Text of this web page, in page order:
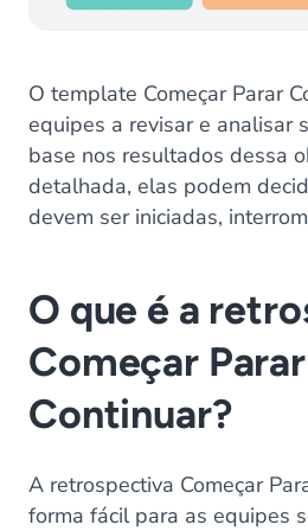
O template Começar Parar
equipes a revisar e analisar
base nos resultados dessa
detalhada, elas podem
devem ser iniciadas,
O que é a
Começar Parar
Continuar?
A retrospectiva Começar
forma fácil para as equipes